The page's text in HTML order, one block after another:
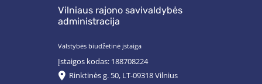
Vilniaus rajono savivaldybės
administracija
Valstybės biudžetinė įstaiga
Įstaigos kodas: 188708224
Rinktinės g. 50, LT-09318 Vilnius